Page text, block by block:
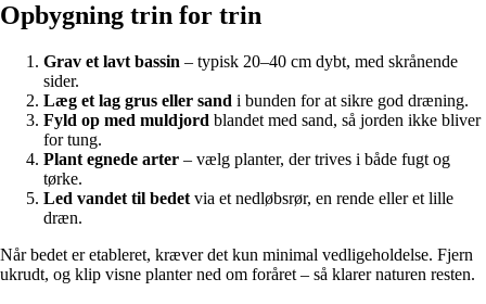
Opbygning trin for trin
Grav et lavt bassin – typisk 20–40 cm dybt, med skrånende
sider.
Læg et lag grus eller sand i bunden for at sikre god dræning.
Fyld op med muldjord blandet med sand, så jorden ikke bliver
for tung.
Plant egnede arter – vælg planter, der trives i både fugt og
tørke.
Led vandet til bedet via et nedløbsrør, en rende eller et lille
dræn.
Når bedet er etableret, kræver det kun minimal vedligeholdelse. Fjern
ukrudt, og klip visne planter ned om foråret – så klarer naturen resten.